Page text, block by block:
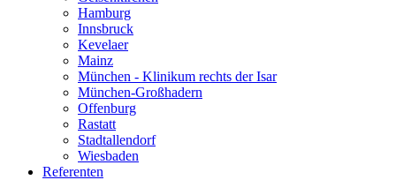
Hamburg
Innsbruck
Kevelaer
Mainz
München - Klinikum rechts der Isar
München-Großhadern
Offenburg
Rastatt
Stadtallendorf
Wiesbaden
Referenten